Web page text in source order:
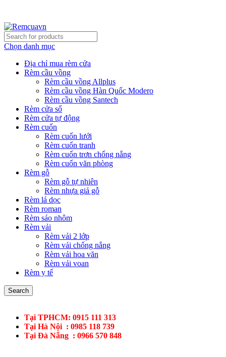
Chọn danh mục
Địa chỉ mua rèm cửa
Rèm cầu vồng
Rèm cầu vồng Allplus
Rèm cầu vồng Hàn Quốc Modero
Rèm cầu vồng Santech
Rèm cửa sổ
Rèm cửa tự động
Rèm cuốn
Rèm cuốn lưới
Rèm cuốn tranh
Rèm cuốn trơn chống nắng
Rèm cuốn văn phòng
Rèm gỗ
Rèm gỗ tự nhiên
Rèm nhựa giả gỗ
Rèm lá dọc
Rèm roman
Rèm sáo nhôm
Rèm vải
Rèm vải 2 lớp
Rèm vải chống nắng
Rèm vải hoa văn
Rèm vải voan
Rèm y tế
Search
Tại TPHCM: 0915 111 313
Tại Hà Nội : 0985 118 739
Tại Đà Nẵng : 0966 570 848